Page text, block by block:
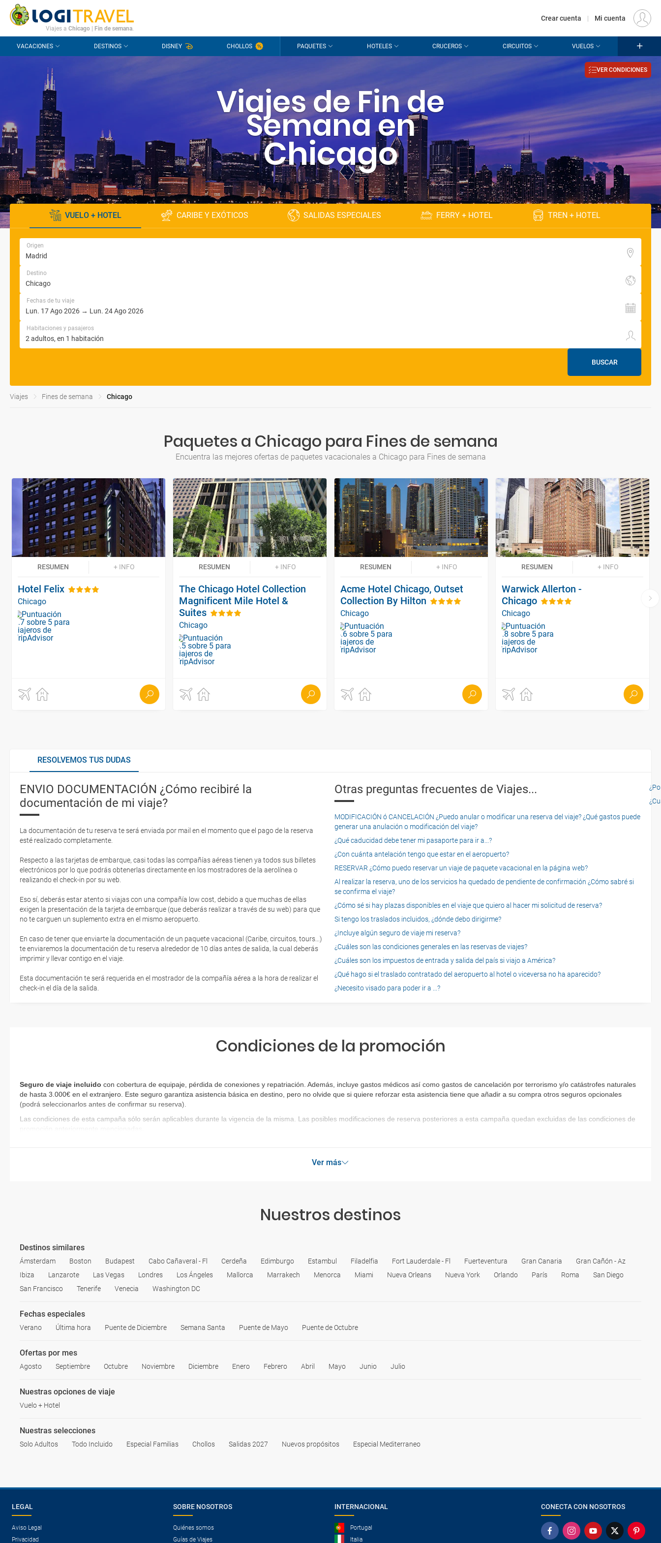
CONTACTO PREGUNTAS FRECUENTES EUR
Viajes a Chicago| Fin de semana.
Crear cuenta | Mi cuenta
VACACIONES DESTINOS DISNEY CHOLLOS PAQUETES HOTELES CRUCEROS CIRCUITOS VUELOS
Viajes de Fin de
Semana en
Chicago
VER CONDICIONES
VUELO + HOTEL CARIBE Y EXÓTICOS SALIDAS ESPECIALES FERRY + HOTEL TREN + HOTEL
Origen
Destino
Fechas de tu viaje
Habitaciones y pasajeros
BUSCAR
Viajes Fines de semana Chicago
Paquetes a Chicago para Fines de semana
Encuentra las mejores ofertas de paquetes vacacionales a Chicago para Fines de semana
RESUMEN + INFO
Hotel Felix
Chicago
RESUMEN + INFO
The Chicago Hotel Collection
Magnificent Mile Hotel &
Suites
Chicago
RESUMEN + INFO
Acme Hotel Chicago, Outset
Collection By Hilton
Chicago
RESUMEN + INFO
Warwick Allerton -
Chicago
Chicago
RESOLVEMOS TUS DUDAS
ENVIO DOCUMENTACIÓN ¿Cómo recibiré la
documentación de mi viaje?
La documentación de tu reserva te será enviada por mail en el momento que el pago de la reserva
esté realizado completamente.
Respecto a las tarjetas de embarque, casi todas las compañías aéreas tienen ya todos sus billetes
electrónicos por lo que podrás obtenerlas directamente en los mostradores de la aerolínea o
realizando el check-in por su web.
Eso sí, deberás estar atento si viajas con una compañía low cost, debido a que muchas de ellas
exigen la presentación de la tarjeta de embarque (que deberás realizar a través de su web) para que
no te carguen un suplemento extra en el mismo aeropuerto.
En caso de tener que enviarte la documentación de un paquete vacacional (Caribe, circuitos, tours...)
te enviaremos la documentación de tu reserva alrededor de 10 días antes de salida, la cual deberás
imprimir y llevar contigo en el viaje.
Esta documentación te será requerida en el mostrador de la compañía aérea a la hora de realizar el
check-in el día de la salida.
Otras preguntas frecuentes de Viajes...
MODIFICACIÓN ó CANCELACIÓN ¿Puedo anular o modificar una reserva del viaje? ¿Qué gastos puede
generar una anulación o modificación del viaje?
¿Qué caducidad debe tener mi pasaporte para ir a...?
¿Con cuánta antelación tengo que estar en el aeropuerto?
RESERVAR ¿Cómo puedo reservar un viaje de paquete vacacional en la página web?
Al realizar la reserva, uno de los servicios ha quedado de pendiente de confirmación ¿Cómo sabré si
se confirma el viaje?
¿Cómo sé si hay plazas disponibles en el viaje que quiero al hacer mi solicitud de reserva?
Si tengo los traslados incluidos, ¿dónde debo dirigirme?
¿Incluye algún seguro de viaje mi reserva?
¿Cuáles son las condiciones generales en las reservas de viajes?
¿Cuáles son los impuestos de entrada y salida del país si viajo a América?
¿Qué hago si el traslado contratado del aeropuerto al hotel o viceversa no ha aparecido?
¿Necesito visado para poder ir a ...?
Condiciones de la promoción
Seguro de viaje incluido con cobertura de equipaje, pérdida de conexiones y repatriación. Además, incluye gastos médicos así como gastos de cancelación por terrorismo y/o catástrofes naturales
de hasta 3.000€ en el extranjero. Este seguro garantiza asistencia básica en destino, pero no olvide que si quiere reforzar esta asistencia tiene que añadir a su compra otros seguros opcionales
(podrá seleccionarlos antes de confirmar su reserva)
Las condiciones de esta campaña sólo serán aplicables durante la vigencia de la misma. Las posibles modificaciones de reserva posteriores a esta campaña quedan excluidas de las condiciones de
promoción anteriormente mencionadas.
Ver más
Nuestros destinos
Destinos similares
Ámsterdam Boston Budapest Cabo Cañaveral - Fl Cerdeña Edimburgo Estambul Filadelfia Fort Lauderdale - Fl Fuerteventura Gran Canaria
Gran Cañón - Az
Ibiza
Lanzarote Las Vegas Londres Los Ángeles Mallorca Marrakech Menorca Miami Nueva Orleans Nueva York Orlando París Roma
San Diego
San Francisco
Tenerife Venecia Washington DC
Fechas especiales
Verano Última hora Puente de Diciembre Semana Santa Puente de Mayo Puente de Octubre
Ofertas por mes
Agosto Septiembre Octubre Noviembre Diciembre Enero Febrero Abril Mayo Junio Julio
Nuestras opciones de viaje
Vuelo + Hotel
Nuestras selecciones
Solo Adultos Todo Incluido Especial Familias Chollos Salidas 2027 Nuevos propósitos Especial Mediterraneo
LEGAL
Aviso Legal
Privacidad
SOBRE NOSOTROS
Quiénes somos
Guías de Viajes
INTERNACIONAL
Portugal
Italia
CONECTA CON NOSOTROS